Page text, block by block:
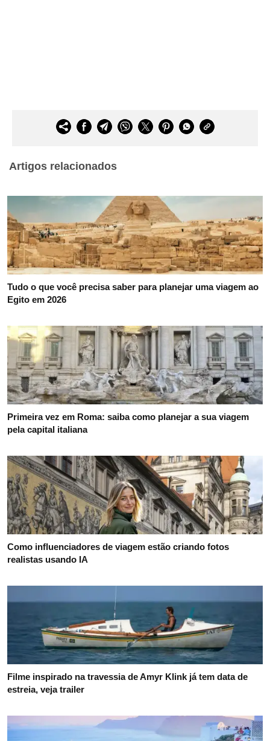
Artigos relacionados
Tudo o que você precisa saber para planejar uma viagem ao
Egito em 2026
Primeira vez em Roma: saiba como planejar a sua viagem
pela capital italiana
Como influenciadores de viagem estão criando fotos
realistas usando IA
Filme inspirado na travessia de Amyr Klink já tem data de
estreia, veja trailer